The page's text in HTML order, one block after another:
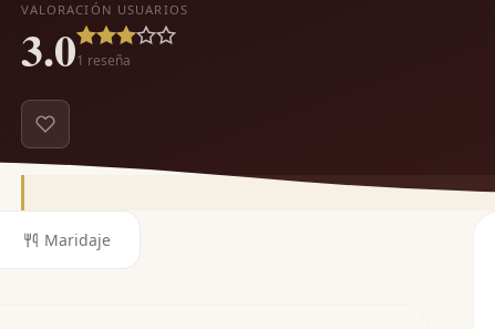
VALORACIÓN USUARIOS
3.01 reseña
Maridaje